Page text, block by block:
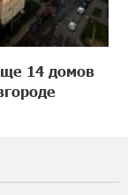
14 домов